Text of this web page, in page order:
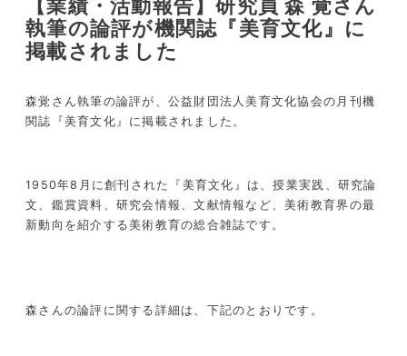
【業績・活動報告】研究員 森 覚さん
執筆の論評が機関誌『美育文化』に
掲載されました
森覚さん執筆の論評が、公益財団法人美育文化協会の月刊機
関誌『美育文化』に掲載されました。
1950年8月に創刊された『美育文化』は、授業実践、研究論
文、鑑賞資料、研究会情報、文献情報など、美術教育界の最
新動向を紹介する美術教育の総合雑誌です。
森さんの論評に関する 詳細は、下記のとおりです。